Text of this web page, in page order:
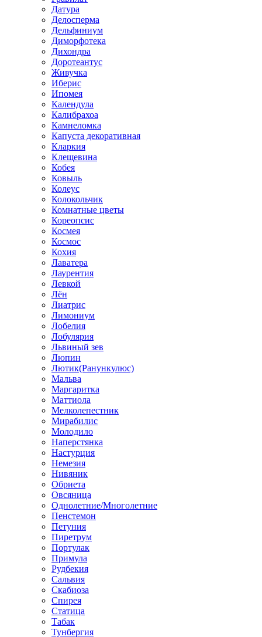
Датура
Делосперма
Дельфиниум
Диморфотека
Дихондра
Доротеантус
Живучка
Иберис
Ипомея
Календула
Калибрахоа
Камнеломка
Капуста декоративная
Кларкия
Клещевина
Кобея
Ковыль
Колеус
Колокольчик
Комнатные цветы
Кореопсис
Космея
Космос
Кохия
Лаватера
Лаурентия
Левкой
Лён
Лиатрис
Лимониум
Лобелия
Лобулярия
Львиный зев
Люпин
Лютик(Ранункулюс)
Мальва
Маргаритка
Маттиола
Мелколепестник
Мирабилис
Молодило
Наперстянка
Настурция
Немезия
Нивяник
Обриета
Овсяница
Однолетние/Многолетние
Пенстемон
Петуния
Пиретрум
Портулак
Примула
Рудбекия
Сальвия
Скабиоза
Спирея
Статица
Табак
Тунбергия